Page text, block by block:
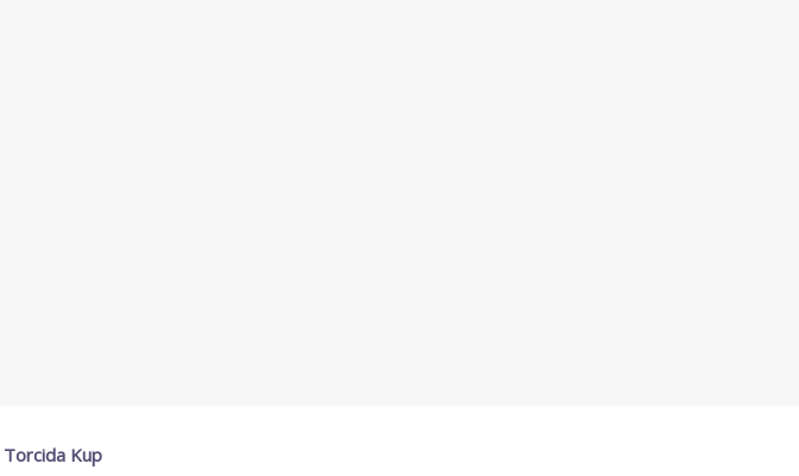
Torcida Kup